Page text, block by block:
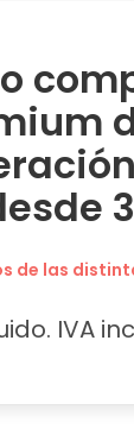
de las
IVA